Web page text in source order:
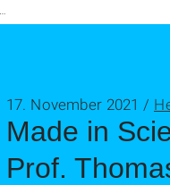
Made in
Prof.
17. November 2021 /